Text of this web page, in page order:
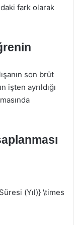
fark olarak
son brüt
işten ayrıldığı
(Yıl)} \times